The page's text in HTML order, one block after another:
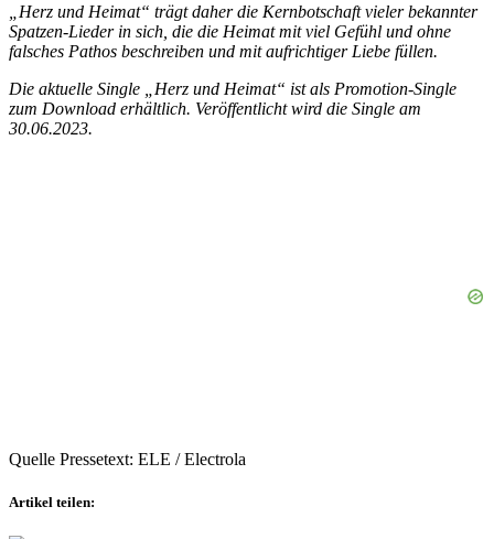
„Herz und Heimat“ trägt daher die Kernbotschaft vieler bekannter
Spatzen-Lieder in sich, die die Heimat mit viel Gefühl und ohne
falsches Pathos beschreiben und mit aufrichtiger Liebe füllen.
Die aktuelle Single „Herz und Heimat“ ist als Promotion-Single
zum Download erhältlich. Veröffentlicht wird die Single am
30.06.2023.
Quelle Pressetext: ELE / Electrola
Artikel teilen: